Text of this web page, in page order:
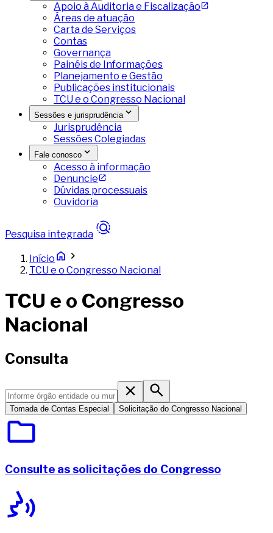
Apoio à Auditoria e Fiscalização
Áreas de atuação
Carta de Serviços
Contas
Governança
Painéis de Informações
Planejamento e Gestão
Publicações institucionais
TCU e o Congresso Nacional
Sessões e jurisprudência
Jurisprudência
Sessões Colegiadas
Fale conosco
Acesso à informação
Denuncie
Dúvidas processuais
Ouvidoria
Pesquisa integrada
Início
TCU e o Congresso Nacional
TCU e o Congresso
Nacional
Consulta
Tomada de Contas Especial Solicitação do Congresso Nacional
Consulte as solicitações do Congresso